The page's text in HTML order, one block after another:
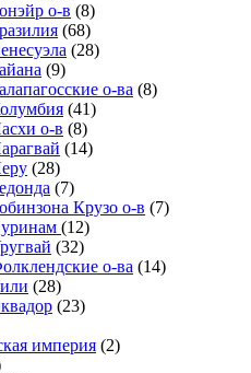
о-в (8)
(68)
(28)
(9)
о-ва (8)
(41)
о-в (8)
(14)
(28)
(7)
Крузо о-в (7)
(12)
(32)
о-ва (14)
(28)
(23)
империя (2)